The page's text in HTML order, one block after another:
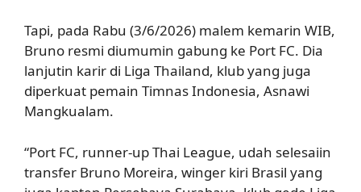
Tapi, pada Rabu (3/6/2026) malem kemarin WIB,
Bruno resmi diumumin gabung ke Port FC. Dia
lanjutin karir di Liga Thailand, klub yang juga
diperkuat pemain Timnas Indonesia, Asnawi
Mangkualam.
“Port FC, runner-up Thai League, udah selesaiin
transfer Bruno Moreira, winger kiri Brasil yang